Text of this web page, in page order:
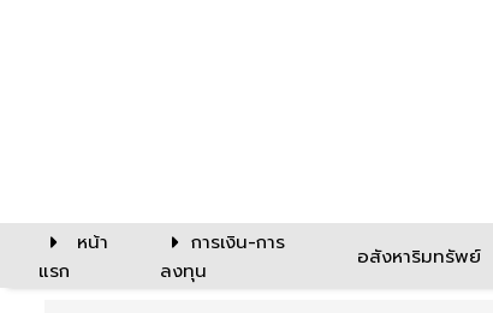
หน้า
แรก
การเงิน-การ
ลงทุน
อสังหาริมทรัพย์